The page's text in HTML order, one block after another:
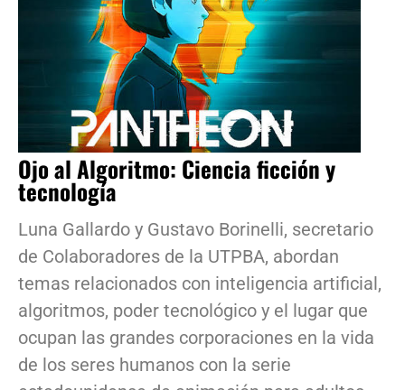
Ojo al Algoritmo: Ciencia ficción y
tecnología
Luna Gallardo y Gustavo Borinelli, secretario
de Colaboradores de la UTPBA, abordan
temas relacionados con inteligencia artificial,
algoritmos, poder tecnológico y el lugar que
ocupan las grandes corporaciones en la vida
de los seres humanos con la serie